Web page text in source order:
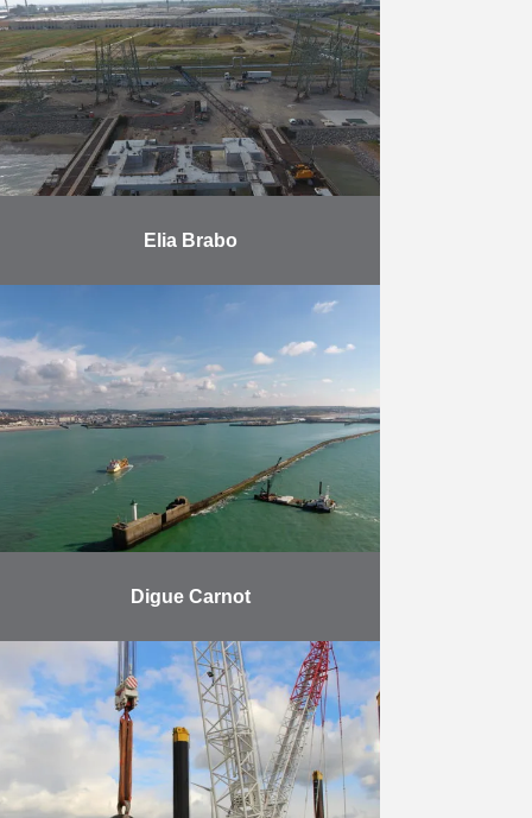
réalisation de sondages et de
forages ; La réalisation de forages
…
En savoir plus
Elia Brabo
La conception, l’étude détaillée et
la réalisation d’un nouveau
franchissement de l’Escaut pour
une ligne 380 kV, composé de 2
pylônes de très grande hauteur, …
En savoir plus
Digue Carnot
Réhabilitation de la digue portuaire
de Boulogne-sur-Mer. Herbosch-
Kiere est responsable de la pose
des blocs et de l’enrochement. La
digue Carnot, ouvrage de 3 km …
En savoir plus